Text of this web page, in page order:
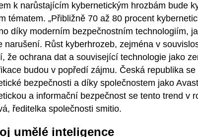
k narůstajícím kybernetickým hrozbám bude
tématem. „Přibližně 70 až 80 procent
díky moderním bezpečnostním technologiím,
narušení. Růst kyberhrozeb, zejména v
že ochrana dat a související technologie jako
budou v popředí zájmu. Česká republika
bezpečnosti a díky společnostem jako
a informační bezpečnost se tento trend v
ředitelka společnosti smitio.
umělé inteligence